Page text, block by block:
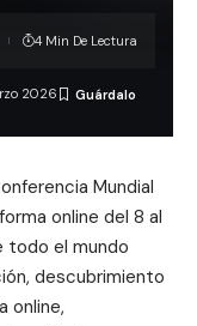
2026
4 Min De Lectura
Mundial
online del 8 al
todo el mundo
descubrimiento
online,